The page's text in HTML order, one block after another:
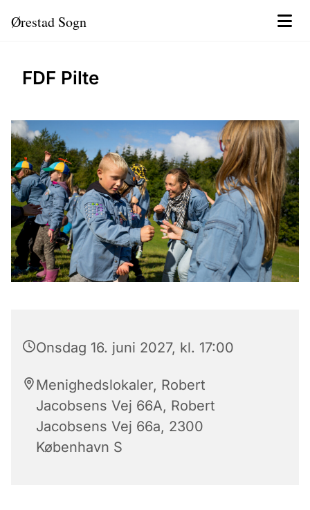
Ørestad Sogn
FDF Pilte
Onsdag 16. juni 2027, kl. 17:00
Menighedslokaler, Robert
Jacobsens Vej 66A, Robert
Jacobsens Vej 66a, 2300
København S